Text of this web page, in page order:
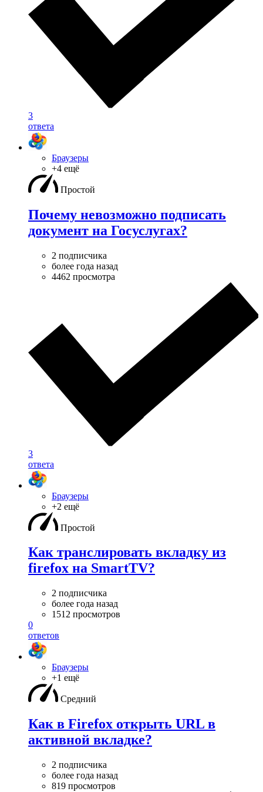
3
ответа
Браузеры
+4 ещё
Простой
Почему невозможно подписать
документ на Госуслугах?
2 подписчика
более года назад
4462 просмотра
3
ответа
Браузеры
+2 ещё
Простой
Как транслировать вкладку из
firefox на SmartTV?
2 подписчика
более года назад
1512 просмотров
0
ответов
Браузеры
+1 ещё
Средний
Как в Firefox открыть URL в
активной вкладке?
2 подписчика
более года назад
819 просмотров